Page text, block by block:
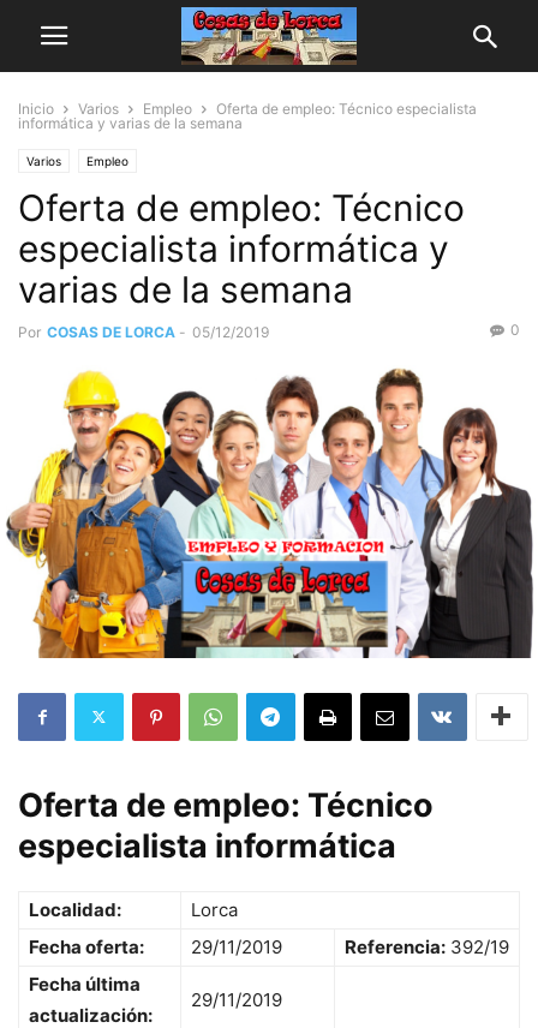
Inicio Varios Empleo
Oferta de empleo: Técnico especialista
informática y varias de la semana
Varios Empleo
Oferta de empleo: Técnico
especialista informática y
varias de la semana
Por COSAS DE LORCA - 05/12/2019 0
Oferta de empleo: Técnico
especialista informática
Localidad:
Lorca
Fecha oferta:
29/11/2019 Referencia: 392/19
Fecha última
actualización:
29/11/2019